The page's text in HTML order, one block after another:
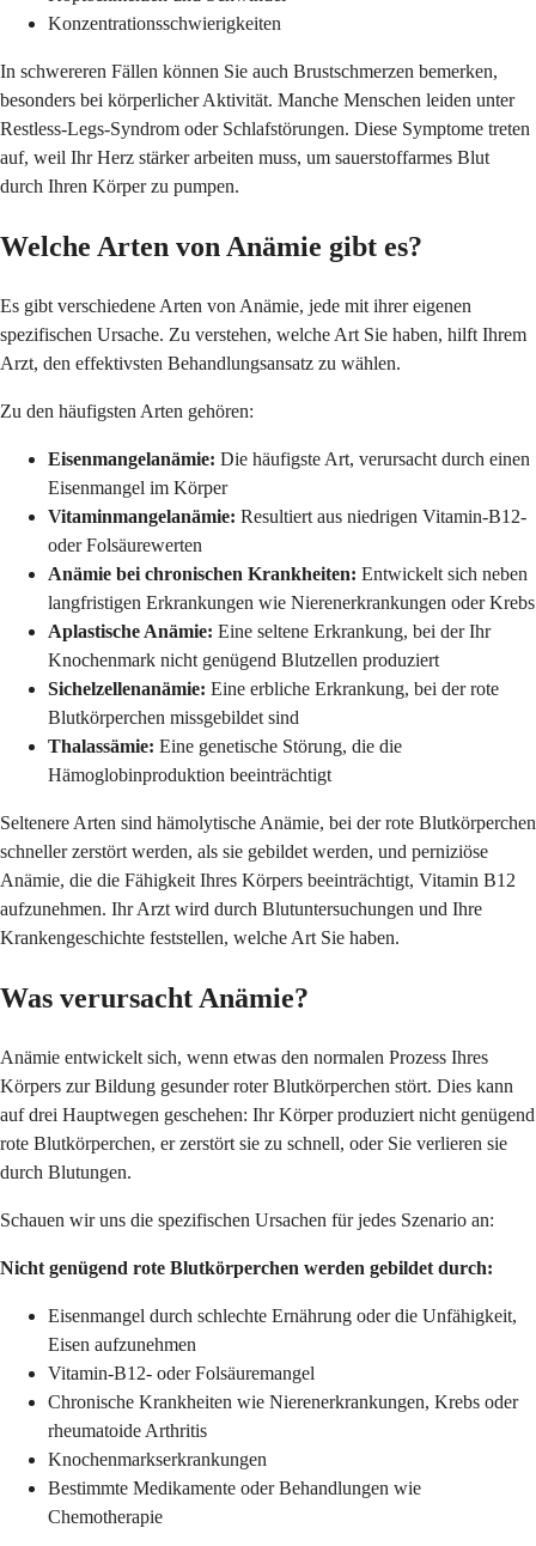
Konzentrationsschwierigkeiten
In schwereren Fällen können Sie auch Brustschmerzen bemerken,
besonders bei körperlicher Aktivität. Manche Menschen leiden unter
Restless-Legs-Syndrom oder Schlafstörungen. Diese Symptome treten
auf, weil Ihr Herz stärker arbeiten muss, um sauerstoffarmes Blut
durch Ihren Körper zu pumpen.
Welche Arten von Anämie gibt es?
Es gibt verschiedene Arten von Anämie, jede mit ihrer eigenen
spezifischen Ursache. Zu verstehen, welche Art Sie haben, hilft Ihrem
Arzt, den effektivsten Behandlungsansatz zu wählen.
Zu den häufigsten Arten gehören:
Eisenmangelanämie: Die häufigste Art, verursacht durch einen
Eisenmangel im Körper
Vitaminmangelanämie: Resultiert aus niedrigen Vitamin-B12-
oder Folsäurewerten
Anämie bei chronischen Krankheiten: Entwickelt sich neben
langfristigen Erkrankungen wie Nierenerkrankungen oder Krebs
Aplastische Anämie: Eine seltene Erkrankung, bei der Ihr
Knochenmark nicht genügend Blutzellen produziert
Sichelzellenanämie: Eine erbliche Erkrankung, bei der rote
Blutkörperchen missgebildet sind
Thalassämie: Eine genetische Störung, die die
Hämoglobinproduktion beeinträchtigt
Seltenere Arten sind hämolytische Anämie, bei der rote Blutkörperchen
schneller zerstört werden, als sie gebildet werden, und perniziöse
Anämie, die die Fähigkeit Ihres Körpers beeinträchtigt, Vitamin B12
aufzunehmen. Ihr Arzt wird durch Blutuntersuchungen und Ihre
Krankengeschichte feststellen, welche Art Sie haben.
Was verursacht Anämie?
Anämie entwickelt sich, wenn etwas den normalen Prozess Ihres
Körpers zur Bildung gesunder roter Blutkörperchen stört. Dies kann
auf drei Hauptwegen geschehen: Ihr Körper produziert nicht genügend
rote Blutkörperchen, er zerstört sie zu schnell, oder Sie verlieren sie
durch Blutungen.
Schauen wir uns die spezifischen Ursachen für jedes Szenario an:
Nicht genügend rote Blutkörperchen werden gebildet durch:
Eisenmangel durch schlechte Ernährung oder die Unfähigkeit,
Eisen aufzunehmen
Vitamin-B12- oder Folsäuremangel
Chronische Krankheiten wie Nierenerkrankungen, Krebs oder
rheumatoide Arthritis
Knochenmarkserkrankungen
Bestimmte Medikamente oder Behandlungen wie
Chemotherapie